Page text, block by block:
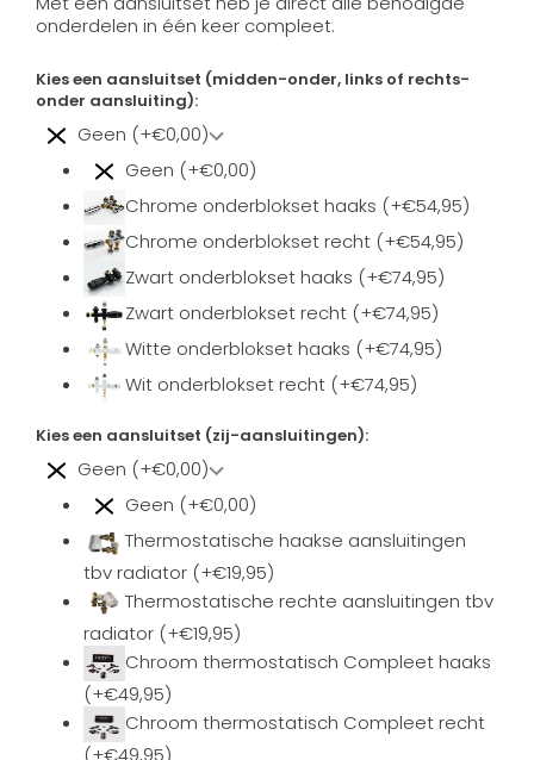
onderdelen in één keer compleet.
Kies een aansluitset (midden-onder, links of rechts-
onder aansluiting):
Geen (+€0,00)
Geen (+€0,00)
Chrome onderblokset haaks (+€54,95)
Chrome onderblokset recht (+€54,95)
Zwart onderblokset haaks (+€74,95)
Zwart onderblokset recht (+€74,95)
Witte onderblokset haaks (+€74,95)
Wit onderblokset recht (+€74,95)
Kies een aansluitset (zij-aansluitingen):
Geen (+€0,00)
Geen (+€0,00)
Thermostatische haakse aansluitingen
tbv radiator (+€19,95)
Thermostatische rechte aansluitingen tbv
radiator (+€19,95)
Chroom thermostatisch Compleet haaks
(+€49,95)
Chroom thermostatisch Compleet recht
(+€49,95)